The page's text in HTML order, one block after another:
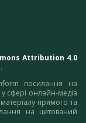
Attribution 4.0
посилання на
у сфері онлайн-медіа
прямого та
на цитований